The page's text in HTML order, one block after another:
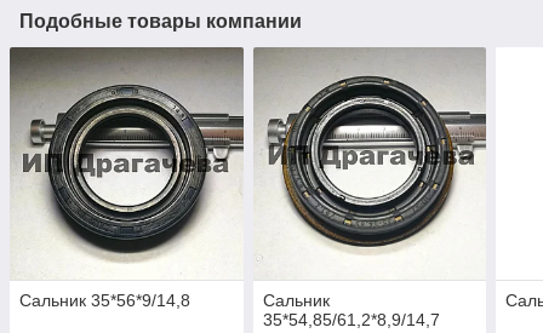
Подобные товары компании
Сальник 35*56*9/14,8
Сальник
35*54,85/61,2*8,9/14,7